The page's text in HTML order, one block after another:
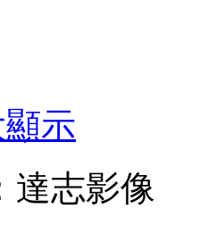
示
達志影像